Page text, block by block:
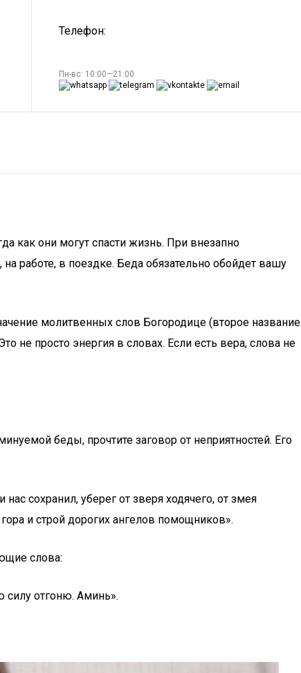
Телефон:
Пн-вс: 10:00—21:00
как они могут спасти жизнь. При внезапно
работе, в поездке. Беда обязательно обойдет вашу
молитвенных слов Богородице (второе название
не просто энергия в словах. Если есть вера, слова не
беды, прочтите заговор от неприятностей. Его
сохранил, уберег от зверя ходячего, от змея
и строй дорогих ангелов помощников».
слова:
отгоню. Аминь».